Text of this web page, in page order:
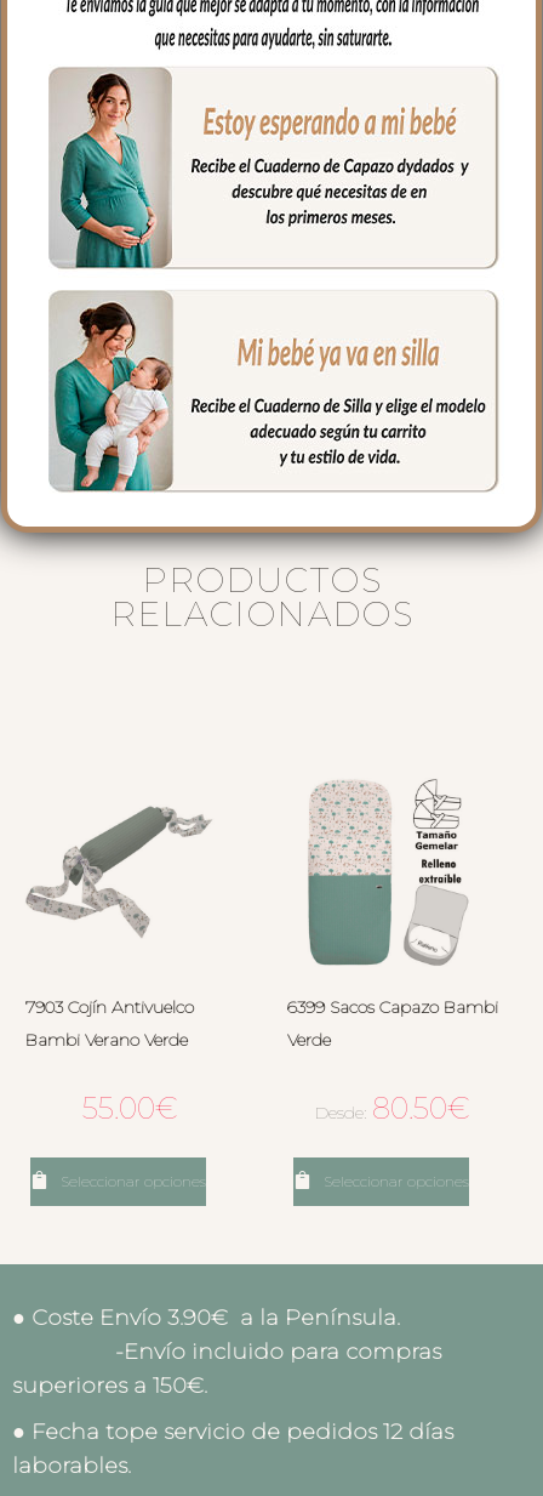
Dos caras, dos momentos, un solo
accesorio. La Colchoneta Reversible
Bambi Verde te da la libertad de elegir: el
piqué Roma Verde para los días de tonos
cálidos y sobrios, o la villela estampada
con el bosque encantado Bambi para los
días de más color y alegría.
El relleno de microfibra hueca garantiza
trayecto. De fácil colocación.
Fabricadas en España con tejidos
certificados Coordinada con todos los
accesorios de la Colección Bambi.
PRODUCTOS
RELACIONADOS
7903 Cojín Antivuelco
Bambi Verano Verde
55.00€
Seleccionar opciones
6399 Sacos Capazo Bambi
Verde
Desde: 80.50€
Seleccionar opciones
● Coste Envío 3.90€ a la Península.
-Envío incluido para compras
superiores a 150€.
● Fecha tope servicio de pedidos 12 días
laborables.